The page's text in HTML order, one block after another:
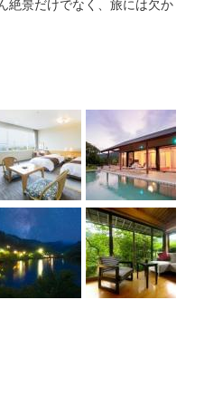
絶景だけでなく、旅には欠か